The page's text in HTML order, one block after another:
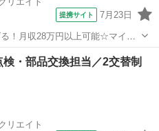
提携サイト 7月23日
！月収28万円以上可能☆マイカ
場完備／20代・30代・40代・
その他
・部品交換担当／2交替制
リエイト